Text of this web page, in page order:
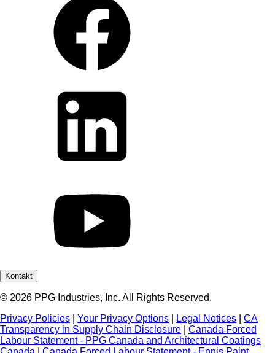
Kontakt
© 2026 PPG Industries, Inc. All Rights Reserved.
Privacy Policies
Your Privacy Options Legal Notices
CA
Transparency in Supply Chain Disclosure
Canada Forced
Labour Statement - PPG Canada and Architectural Coatings